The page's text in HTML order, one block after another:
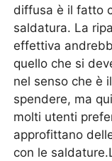
diffusa è il fatto
saldatura. La
effettiva
quello che si
nel senso che è
spendere, ma
molti utenti
approfittano
con le